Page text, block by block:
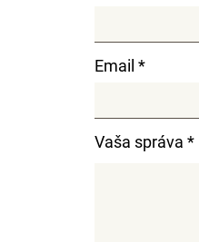
Email
Vaša správa